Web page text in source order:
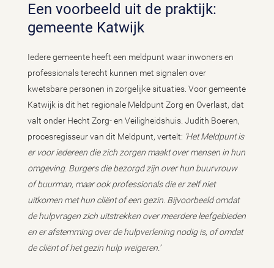
Een voorbeeld uit de praktijk:
gemeente Katwijk
Iedere gemeente heeft een meldpunt waar inwoners en
professionals terecht kunnen met signalen over
kwetsbare personen in zorgelijke situaties. Voor gemeente
Katwijk is dit het regionale Meldpunt Zorg en Overlast, dat
valt onder Hecht Zorg- en Veiligheidshuis. Judith Boeren,
procesregisseur van dit Meldpunt, vertelt: ‘Het Meldpunt is
er voor iedereen die zich zorgen maakt over mensen in hun
omgeving. Burgers die bezorgd zijn over hun buurvrouw
of buurman, maar ook professionals die er zelf niet
uitkomen met hun cliënt of een gezin. Bijvoorbeeld omdat
de hulpvragen zich uitstrekken over meerdere leefgebieden
en er afstemming over de hulpverlening nodig is, of omdat
de cliënt of het gezin hulp weigeren.’